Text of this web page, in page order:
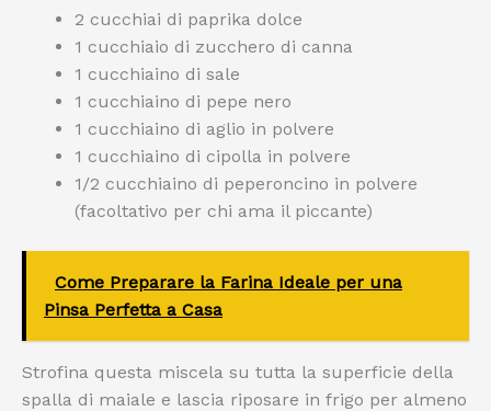
2 cucchiai di paprika dolce
1 cucchiaio di zucchero di canna
1 cucchiaino di sale
1 cucchiaino di pepe nero
1 cucchiaino di aglio in polvere
1 cucchiaino di cipolla in polvere
1/2 cucchiaino di peperoncino in polvere
(facoltativo per chi ama il piccante)
Come Preparare la Farina Ideale per una
Pinsa Perfetta a Casa
Strofina questa miscela su tutta la superficie della
spalla di maiale e lascia riposare in frigo per almeno